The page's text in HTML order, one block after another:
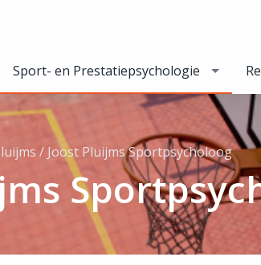
Sport- en Prestatiepsychologie
/ Joost Pluijms Sportpsycholoog